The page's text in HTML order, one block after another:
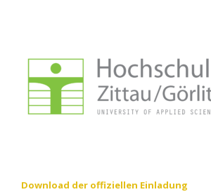
Download der offiziellen Einladung